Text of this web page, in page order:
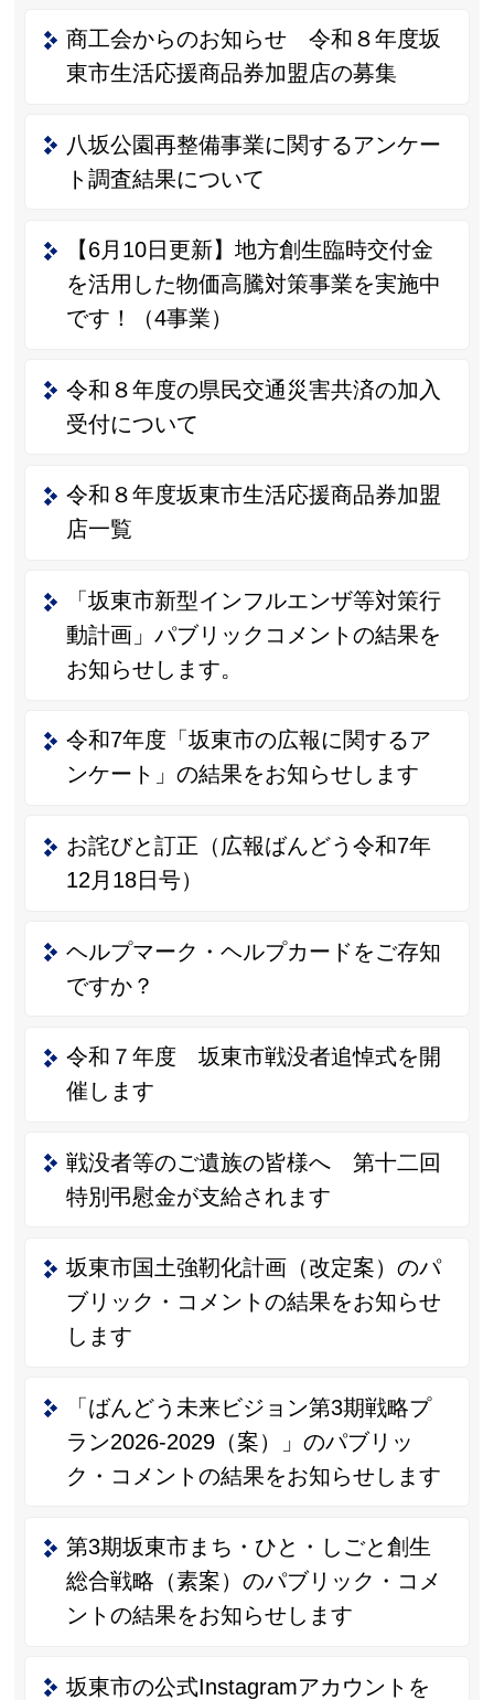
商工会からのお知らせ 令和８年度坂
東市生活応援商品券加盟店の募集
八坂公園再整備事業に関するアンケー
ト調査結果について
【6月10日更新】地方創生臨時交付金
を活用した物価高騰対策事業を実施中
です！（4事業）
令和８年度の県民交通災害共済の加入
受付について
令和８年度坂東市生活応援商品券加盟
店一覧
「坂東市新型インフルエンザ等対策行
動計画」パブリックコメントの結果を
お知らせします。
令和7年度「坂東市の広報に関するア
ンケート」の結果をお知らせします
お詫びと訂正（広報ばんどう令和7年
12月18日号）
ヘルプマーク・ヘルプカードをご存知
ですか？
令和７年度 坂東市戦没者追悼式を開
催します
戦没者等のご遺族の皆様へ 第十二回
特別弔慰金が支給されます
坂東市国土強靭化計画（改定案）のパ
ブリック・コメントの結果をお知らせ
します
「ばんどう未来ビジョン第3期戦略プ
ラン2026-2029（案）」のパブリッ
ク・コメントの結果をお知らせします
第3期坂東市まち・ひと・しごと創生
総合戦略（素案）のパブリック・コメ
ントの結果をお知らせします
坂東市の公式Instagramアカウントを